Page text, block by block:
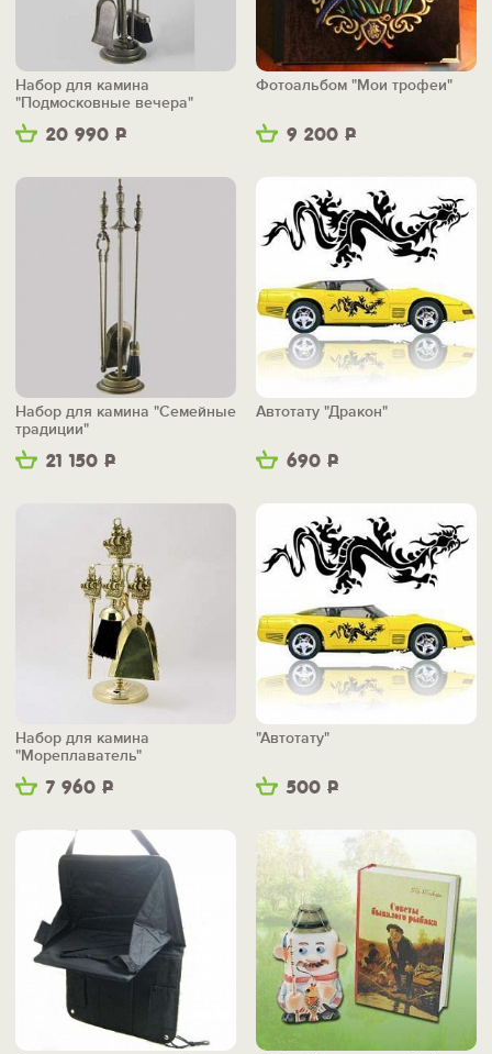
20 990 Р
Набор для камина
"Подмосковные вечера"
9 200 Р
Фотоальбом "Мои трофеи"
21 150 Р
Набор для камина "Семейные
традиции"
690 Р
Автотату "Дракон"
7 960 Р
Набор для камина
"Мореплаватель"
500 Р
"Автотату"